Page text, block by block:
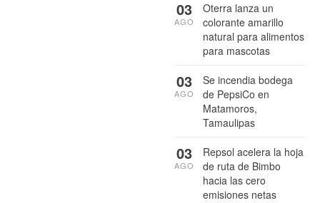
Oterra lanza un
colorante amarillo
natural para alimentos
para mascotas
03
AGO
Se incendia bodega
de PepsiCo en
Matamoros,
Tamaulipas
03
AGO
Repsol acelera la hoja
de ruta de Bimbo
hacia las cero
emisiones netas
03
AGO